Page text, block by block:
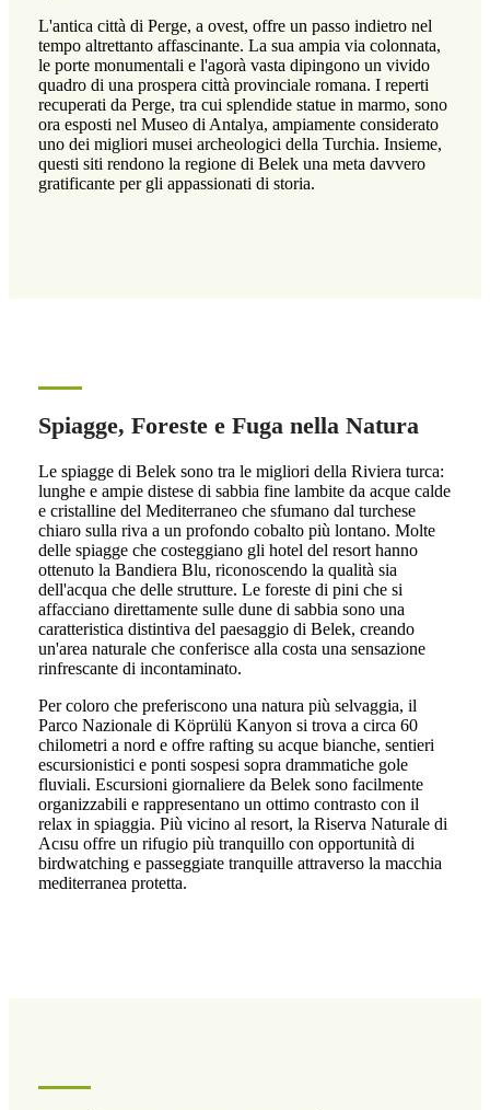
L'antica città di Perge, a ovest, offre un passo indietro nel
tempo altrettanto affascinante. La sua ampia via colonnata,
le porte monumentali e l'agorà vasta dipingono un vivido
quadro di una prospera città provinciale romana. I reperti
recuperati da Perge, tra cui splendide statue in marmo, sono
ora esposti nel Museo di Antalya, ampiamente considerato
uno dei migliori musei archeologici della Turchia. Insieme,
questi siti rendono la regione di Belek una meta davvero
gratificante per gli appassionati di storia.
Spiagge, Foreste e Fuga nella Natura
Le spiagge di Belek sono tra le migliori della Riviera turca:
lunghe e ampie distese di sabbia fine lambite da acque calde
e cristalline del Mediterraneo che sfumano dal turchese
chiaro sulla riva a un profondo cobalto più lontano. Molte
delle spiagge che costeggiano gli hotel del resort hanno
ottenuto la Bandiera Blu, riconoscendo la qualità sia
dell'acqua che delle strutture. Le foreste di pini che si
affacciano direttamente sulle dune di sabbia sono una
caratteristica distintiva del paesaggio di Belek, creando
un'area naturale che conferisce alla costa una sensazione
rinfrescante di incontaminato.
Per coloro che preferiscono una natura più selvaggia, il
Parco Nazionale di Köprülü Kanyon si trova a circa 60
chilometri a nord e offre rafting su acque bianche, sentieri
escursionistici e ponti sospesi sopra drammatiche gole
fluviali. Escursioni giornaliere da Belek sono facilmente
organizzabili e rappresentano un ottimo contrasto con il
relax in spiaggia. Più vicino al resort, la Riserva Naturale di
Acısu offre un rifugio più tranquillo con opportunità di
birdwatching e passeggiate tranquille attraverso la macchia
mediterranea protetta.